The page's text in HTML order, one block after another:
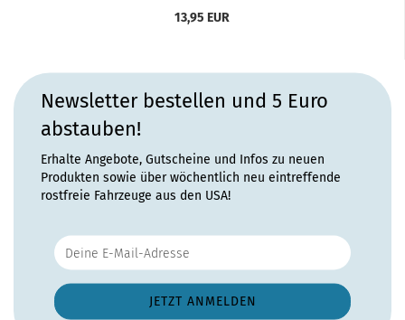
13,95 EUR
Newsletter bestellen und 5 Euro
abstauben!
Erhalte Angebote, Gutscheine und Infos zu neuen
Produkten sowie über wöchentlich neu eintreffende
rostfreie Fahrzeuge aus den USA!